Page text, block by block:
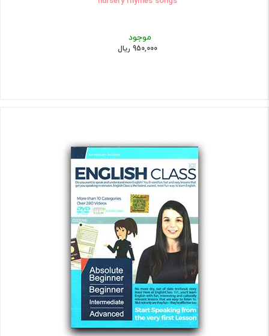
موجود
950,000 ریال